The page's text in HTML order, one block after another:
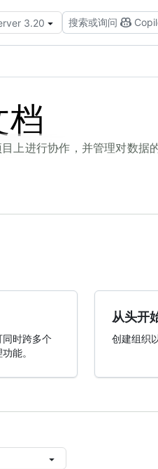
3.20 搜索或询问
档
上进行协作，并管理对数据
时跨多个
能。
从头开
创建组织